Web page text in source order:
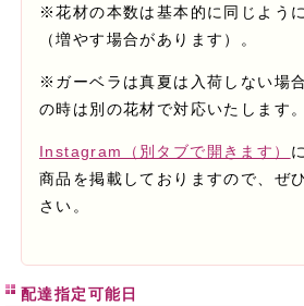
※花材の本数は基本的に同じよう
（増やす場合があります）。
※ガーベラは真夏は入荷しない場
の時は別の花材で対応いたします。
Instagram（別タブで開きます）
商品を掲載しておりますので、ぜ
さい。
配達指定可能日